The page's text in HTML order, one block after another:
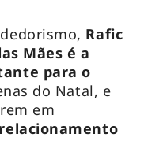
Rafic
Mães é a
para o
do Natal, e
em